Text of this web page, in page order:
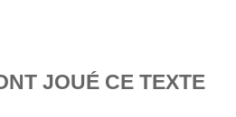
JOUÉ CE TEXTE